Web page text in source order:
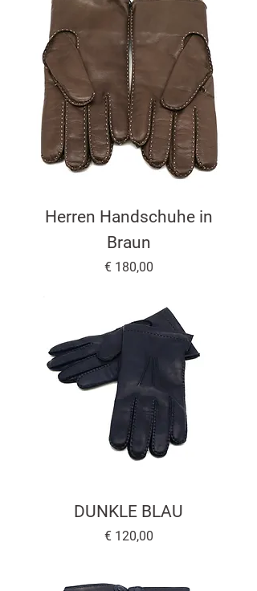
Herren Handschuhe in
Braun
Preis
€ 180,00
DUNKLE BLAU
Preis
€ 120,00